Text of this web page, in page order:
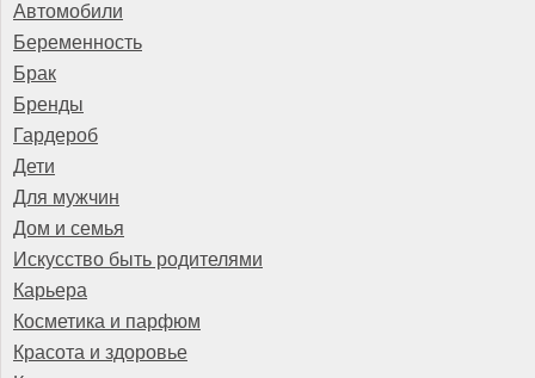
Автомобили
Беременность
Брак
Бренды
Гардероб
Дети
Для мужчин
Дом и семья
Искусство быть родителями
Карьера
Косметика и парфюм
Красота и здоровье